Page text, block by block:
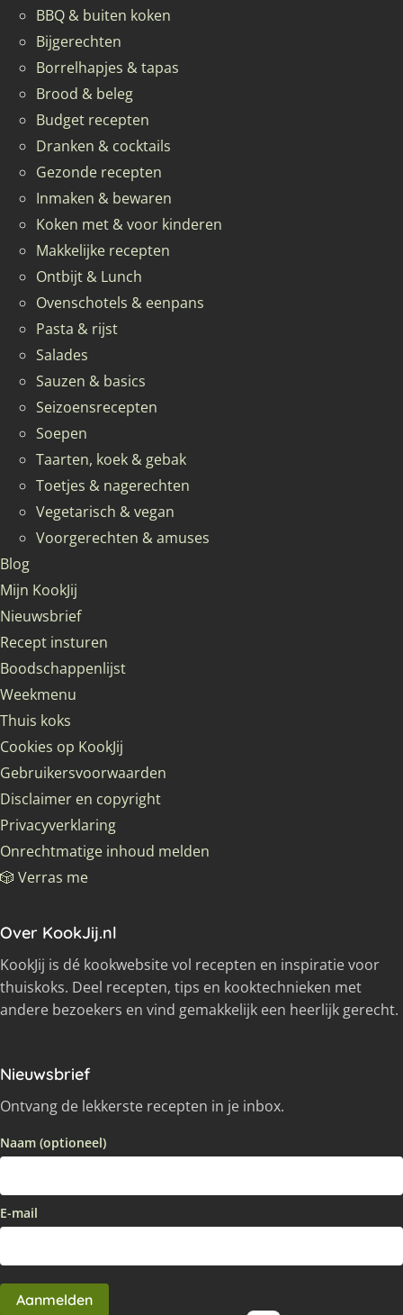
BBQ & buiten koken
Bijgerechten
Borrelhapjes & tapas
Brood & beleg
Budget recepten
Dranken & cocktails
Gezonde recepten
Inmaken & bewaren
Koken met & voor kinderen
Makkelijke recepten
Ontbijt & Lunch
Ovenschotels & eenpans
Pasta & rijst
Salades
Sauzen & basics
Seizoensrecepten
Soepen
Taarten, koek & gebak
Toetjes & nagerechten
Vegetarisch & vegan
Voorgerechten & amuses
Blog
Mijn KookJij
Nieuwsbrief
Recept insturen
Boodschappenlijst
Weekmenu
Thuis koks
Cookies op KookJij
Gebruikersvoorwaarden
Disclaimer en copyright
Privacyverklaring
Onrechtmatige inhoud melden
🎲 Verras me
Over KookJij.nl
KookJij is dé kookwebsite vol recepten en inspiratie voor
thuiskoks. Deel recepten, tips en kooktechnieken met
andere bezoekers en vind gemakkelijk een heerlijk gerecht.
Nieuwsbrief
Ontvang de lekkerste recepten in je inbox.
Naam (optioneel)
E-mail
Aanmelden